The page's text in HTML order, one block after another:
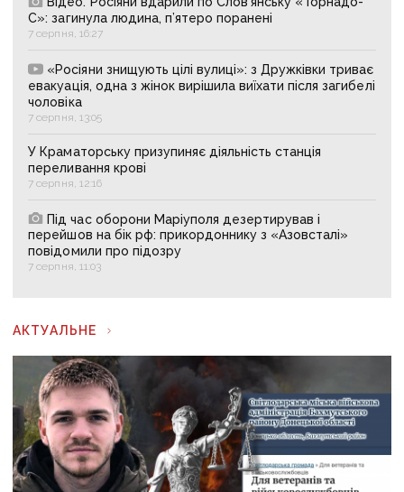
С»: загинула людина, п’ятеро поранені
7 серпня, 16:27
«Росіяни знищують цілі вулиці»: з Дружківки триває
евакуація, одна з жінок вирішила виїхати після загибелі
чоловіка
7 серпня, 13:05
У Краматорську призупиняє діяльність станція
переливання крові
7 серпня, 12:16
Під час оборони Маріуполя дезертирував і
перейшов на бік рф: прикордоннику з «Азовсталі»
повідомили про підозру
7 серпня, 11:03
АКТУАЛЬНЕ